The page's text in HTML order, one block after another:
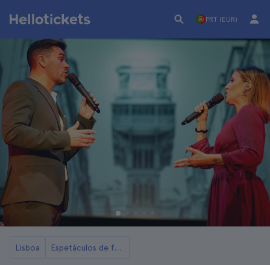
PRT (EUR)
Lisboa Espetáculos de fado em Lisboa